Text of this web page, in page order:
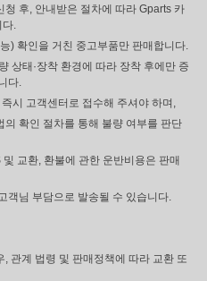
후, 안내받은 절차에 따라 Gparts 카
다.
) 확인을 거친 중고부품만 판매합니다.
상태·장착 환경에 따라 장착 후에만 증
다.
시 고객센터로 접수해 주셔야 하며,
확인 절차를 통해 불량 여부를 판단
교환, 환불에 관한 운반비용은 판매
객님 부담으로 발송될 수 있습니다.
관계 법령 및 판매정책에 따라 교환 또